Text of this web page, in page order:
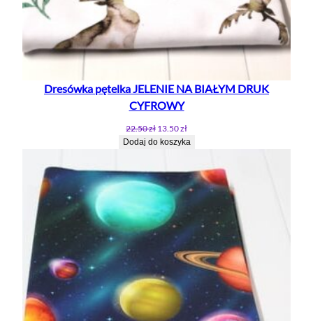
Dresówka pętelka JELENIE NA BIAŁYM DRUK
CYFROWY
22.50zł Pierwotna
cena
13.50złAktualna
cena
13.50 zł.
Dodaj do koszyka